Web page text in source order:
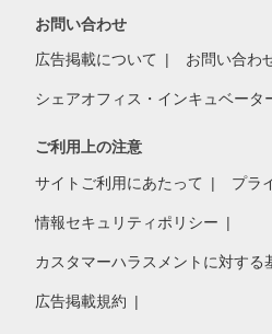
お問い合わせ
広告掲載について お問い合わ
シェアオフィス・インキュベータ
ご利用上の注意
サイトご利用にあたって プラ
情報セキュリティポリシー
カスタマーハラスメントに対する
広告掲載規約